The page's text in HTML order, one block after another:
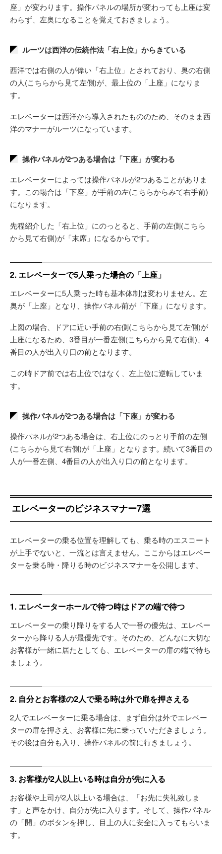
座」が変わります。操作パネルの場所が変わっても上座は変
わらず、左奥になることを覚えておきましょう。
ルーツは西洋の伝統作法「右上位」からきている
西洋では右側の人が偉い「右上位」とされており、奥の右側
の人(こちらから見て左側)が、最上位の「上座」になりま
す。
エレベーターは西洋から導入されたもののため、そのまま西
洋のマナーがルーツになっています。
操作パネルが2つある場合は「下座」が変わる
エレベーターによっては操作パネルが2つあることがありま
す。この場合は「下座」が手前の左(こちらからみて右手前)
になります。
先程紹介した「右上位」にのっとると、手前の左側(こちら
から見て右側)が「末席」になるからです。
2. エレベーターで5人乗った場合の「上座」
エレベーターに5人乗った時も基本体制は変わりません。左
奥が「上座」となり、操作パネル前が「下座」になります。
上図の場合、ドアに近い手前の右側(こちらから見て左側)が
上座になるため、3番目が一番左側(こちらから見て右側)、4
番目の人が出入り口の前となります。
この時ドア前では右上位ではなく、左上位に逆転していま
す。
操作パネルが2つある場合は「下座」が変わる
操作パネルが2つある場合は、右上位にのっとり手前の左側
(こちらから見て右側)が「上座」となります。続いて3番目の
人が一番左側、4番目の人が出入り口の前となります。
エレベーターのビジネスマナー7選
エレベーターの乗る位置を理解しても、乗る時のエスコート
が上手でないと、一流とは言えません。ここからはエレベー
ターを乗る時・降りる時のビジネスマナーを公開します。
1. エレベーターホールで待つ時はドアの端で待つ
エレベーターの乗り降りをする人で一番の優先は、エレベー
ターから降りる人が最優先です。そのため、どんなに大切な
お客様が一緒に居たとしても、エレベーターの扉の端で待ち
ましょう。
2. 自分とお客様の2人で乗る時は外で扉を押さえる
2人でエレベーターに乗る場合は、まず自分は外でエレベー
ターの扉を押さえ、お客様に先に乗っていただきましょう。
その後は自分も入り、操作パネルの前に行きましょう。
3. お客様が2人以上いる時は自分が先に入る
お客様や上司が2人以上いる場合は、「お先に失礼致しま
す」と声をかけ、自分が先に入ります。そして、操作パネル
の「開」のボタンを押し、目上の人に安全に入ってもらいま
す。